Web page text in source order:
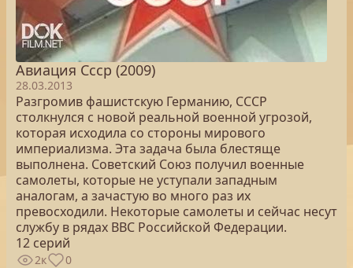
Авиация Ссср (2009)
28.03.2013
Разгромив фашистскую Германию, СССР
столкнулся с новой реальной военной угрозой,
которая исходила со стороны мирового
империализма. Эта задача была блестяще
выполнена. Советский Союз получил военные
самолеты, которые не уступали западным
аналогам, а зачастую во много раз их
превосходили. Некоторые самолеты и сейчас несут
службу в рядах ВВС Российской Федерации.
12 серий
2к 0